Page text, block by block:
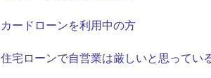
カードローンを利用中の方
住宅ローンで自営業は厳しいと思ってい